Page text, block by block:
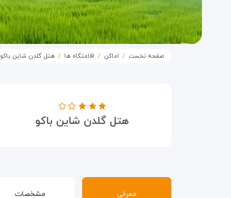
صفحه نخست اماکن اقامتگاه ها هتل گلدن شاین باکو
هتل گلدن شاین باکو
معرفی مشخصات